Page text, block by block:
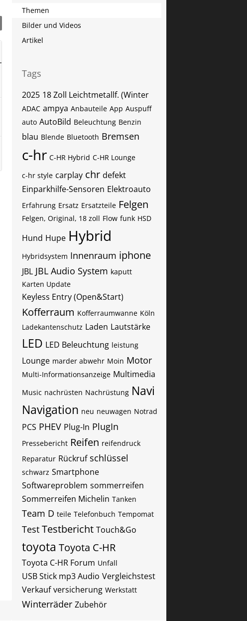
Themen
Bilder und Videos
Artikel
Tags
2025 18 Zoll Leichtmetallf. (Winter
ADAC ampya Anbauteile App Auspuff
auto AutoBild Beleuchtung Benzin
blau Blende Bluetooth Bremsen
c-hr C-HR Hybrid C-HR Lounge
c-hr style carplay chr defekt
Einparkhilfe-Sensoren Elektroauto
Erfahrung Ersatz Ersatzteile Felgen
Felgen, Original, 18 zoll Flow funk HSD
Hund Hupe Hybrid
Hybridsystem Innenraum iphone
JBL JBL Audio System kaputt
Karten Update
Keyless Entry (Open&Start)
Kofferraum Kofferraumwanne Köln
Ladekantenschutz Laden Lautstärke
LED LED Beleuchtung leistung
Lounge marder abwehr Moin Motor
Multi-Informationsanzeige Multimedia
Music nachrüsten Nachrüstung Navi
Navigation neu neuwagen Notrad
PCS PHEV Plug-In PlugIn
Pressebericht Reifen reifendruck
Reparatur Rückruf schlüssel
schwarz Smartphone
Softwareproblem sommerreifen
Sommerreifen Michelin Tanken
Team D teile Telefonbuch Tempomat
Test Testbericht Touch&Go
toyota Toyota C-HR
Toyota C-HR Forum Unfall
USB Stick mp3 Audio Vergleichstest
Verkauf versicherung Werkstatt
Winterräder Zubehör